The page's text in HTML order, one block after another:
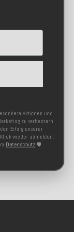
Aktionen und
zu verbessern
Erfolg unserer
wieder abmelden.
Datenschutz 🛡️